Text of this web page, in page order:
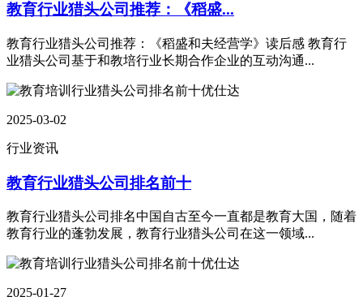
教育行业猎头公司推荐：《稻盛...
教育行业猎头公司推荐：《稻盛和夫经营学》读后感 教育行
业猎头公司基于和教培行业长期合作企业的互动沟通...
2025-03-02
行业资讯
教育行业猎头公司排名前十
教育行业猎头公司排名中国自古至今一直都是教育大国，随着
教育行业的蓬勃发展，教育行业猎头公司在这一领域...
2025-01-27